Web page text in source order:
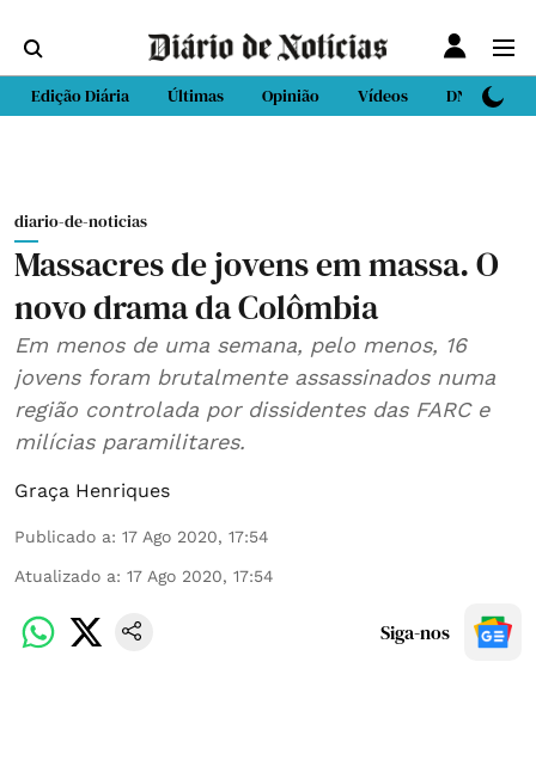
Edição Diária Últimas Opinião Vídeos DN Sport
diario-de-noticias
Massacres de jovens em massa. O
novo drama da Colômbia
Em menos de uma semana, pelo menos, 16
jovens foram brutalmente assassinados numa
região controlada por dissidentes das FARC e
milícias paramilitares.
Graça Henriques
Publicado a: 17 Ago 2020, 17:54
Atualizado a: 17 Ago 2020, 17:54
Siga-nos